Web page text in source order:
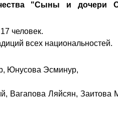
"Сыны и дочери
человек.
всех национальностей.
Юнусова Эсминур,
Вагапова Ляйсян, Заитова